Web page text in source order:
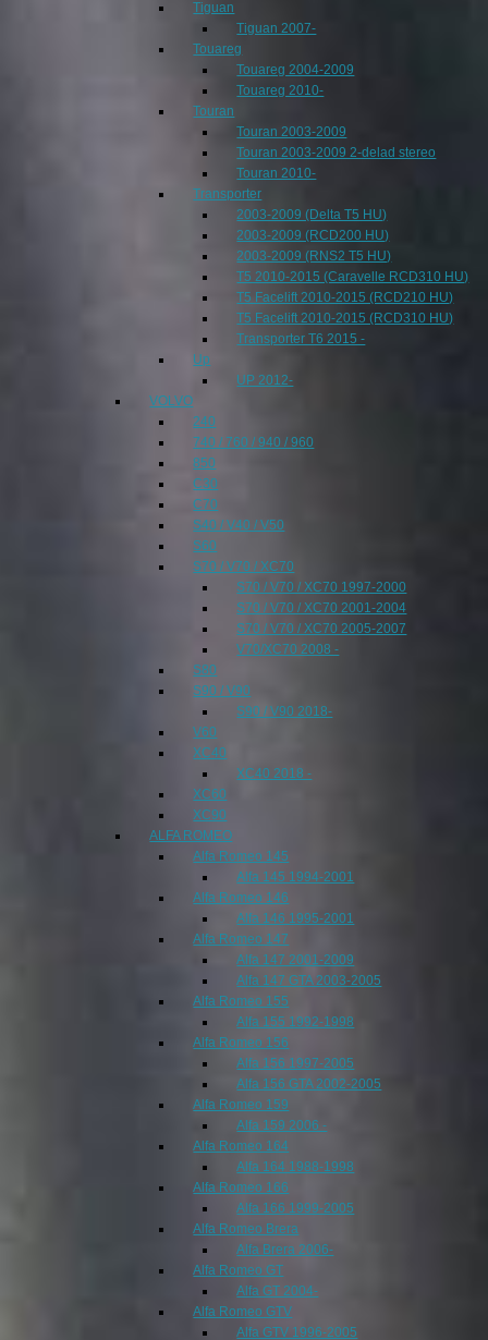
Tiguan
Tiguan 2007-
Touareg
Touareg 2004-2009
Touareg 2010-
Touran
Touran 2003-2009
Touran 2003-2009 2-delad stereo
Touran 2010-
Transporter
2003-2009 (Delta T5 HU)
2003-2009 (RCD200 HU)
2003-2009 (RNS2 T5 HU)
T5 2010-2015 (Caravelle RCD310 HU)
T5 Facelift 2010-2015 (RCD210 HU)
T5 Facelift 2010-2015 (RCD310 HU)
Transporter T6 2015 -
Up
UP 2012-
VOLVO
240
740 / 760 / 940 / 960
850
C30
C70
S40 / V40 / V50
S60
S70 / V70 / XC70
S70 / V70 / XC70 1997-2000
S70 / V70 / XC70 2001-2004
S70 / V70 / XC70 2005-2007
V70/XC70 2008 -
S80
S90 / V90
S90 / V90 2018-
V60
XC40
XC40 2018 -
XC60
XC90
ALFA ROMEO
Alfa Romeo 145
Alfa 145 1994-2001
Alfa Romeo 146
Alfa 146 1995-2001
Alfa Romeo 147
Alfa 147 2001-2009
Alfa 147 GTA 2003-2005
Alfa Romeo 155
Alfa 155 1992-1998
Alfa Romeo 156
Alfa 156 1997-2005
Alfa 156 GTA 2002-2005
Alfa Romeo 159
Alfa 159 2006 -
Alfa Romeo 164
Alfa 164 1988-1998
Alfa Romeo 166
Alfa 166 1999-2005
Alfa Romeo Brera
Alfa Brera 2006-
Alfa Romeo GT
Alfa GT 2004-
Alfa Romeo GTV
Alfa GTV 1996-2005